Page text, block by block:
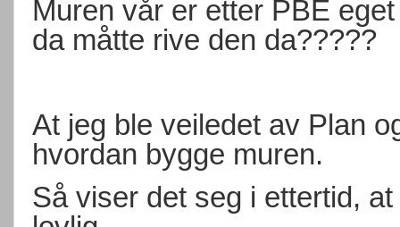
Muren vår er etter PBE
da måtte rive den da?????
At jeg ble veiledet av Plan
hvordan bygge muren.
Så viser det seg i ettertid,